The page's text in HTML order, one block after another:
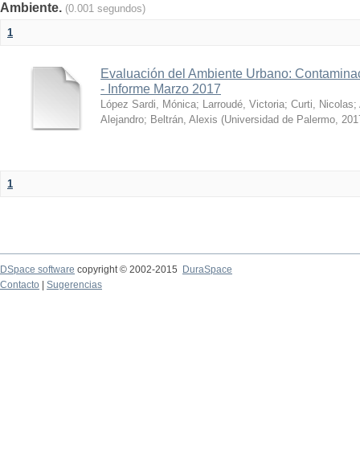
Ambiente. (0.001 segundos)
1
Evaluación del Ambiente Urbano:
- Informe Marzo 2017
López Sardi, Mónica; Larroudé, Victoria; Curti, Nicolas;
Alejandro; Beltrán, Alexis (Universidad de Palermo,
1
DSpace software copyright © 2002-2015
DuraSpace
Contacto
Sugerencias